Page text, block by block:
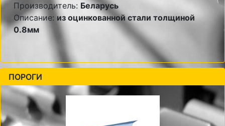
Производитель: Беларусь
Описание: из оцинкованной стали толщиной
0.8мм
ПОРОГИ